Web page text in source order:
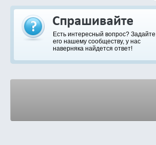
Есть интересный вопрос? Задайте
его нашему сообществу, у нас
наверняка найдется ответ!